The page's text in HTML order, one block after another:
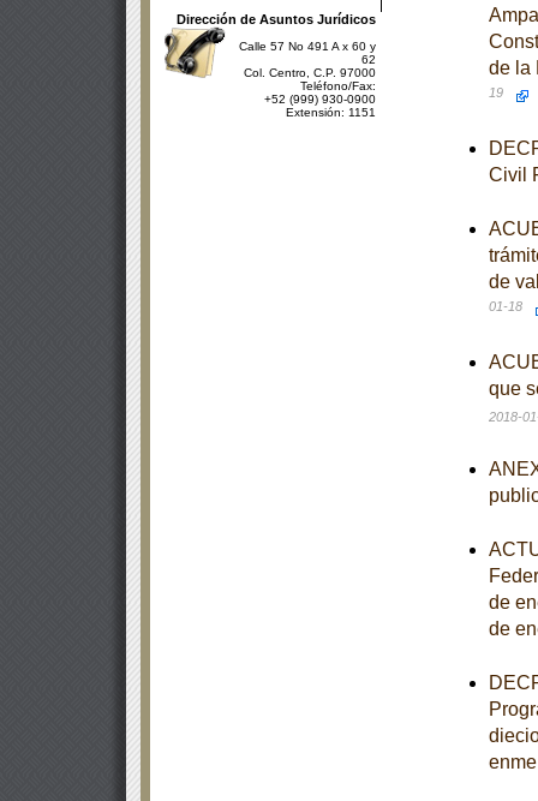
Dirección de Asuntos Jurídicos
Calle 57 No 491 A x 60 y
62
Col. Centro, C.P. 97000
Teléfono/Fax:
+52 (999) 930-0900
Extensión: 1151
de la
19
Civil
de
01-18
que
2018-
de
de